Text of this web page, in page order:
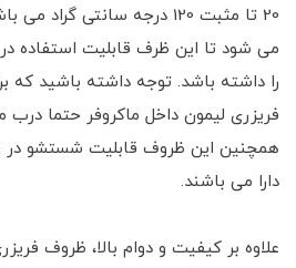
20 تا مثبت 120 درجه سانتی
می شود تا این ظرف قابلیت استفاده در
را داشته باشد. توجه داشته باشید که
فریزری لیمون داخل ماکروفر حتما درب
همچنین این ظروف قابلیت شستشو در
دارا می باشند.
علاوه بر کیفیت و دوام بالا، ظروف